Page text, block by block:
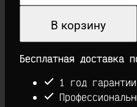
товара
Оптический
LEAPERS
Accushot
Tactical
В корзину
Бесплатная доставка
1 год гарантии